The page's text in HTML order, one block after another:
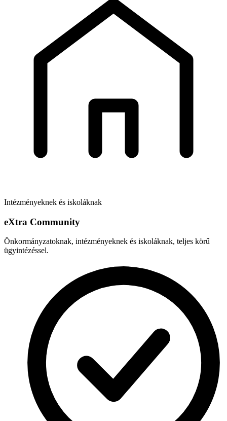
Intézményeknek és iskoláknak
eXtra Community
Önkormányzatoknak, intézményeknek és iskoláknak, teljes körű
ügyintézéssel.